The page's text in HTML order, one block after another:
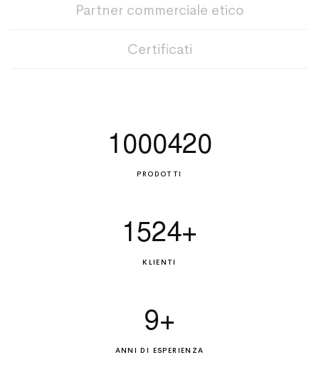
Partner commerciale etico
Certificati
PRODOTTI
1000420
KLIENTI
1524+
ANNI DI ESPERIENZA
9+